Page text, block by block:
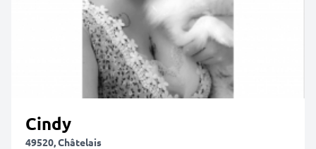
Cindy
49520, Châtelais